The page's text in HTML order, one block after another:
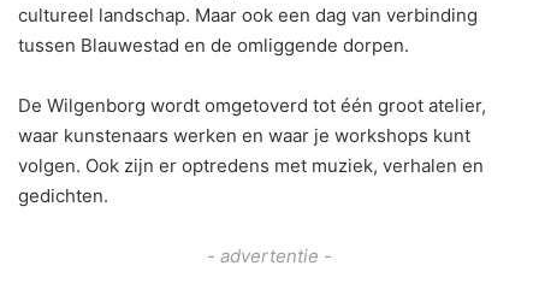
cultureel landschap. Maar ook een dag van verbinding
tussen Blauwestad en de omliggende dorpen.
De Wilgenborg wordt omgetoverd tot één groot atelier,
waar kunstenaars werken en waar je workshops kunt
volgen. Ook zijn er optredens met muziek, verhalen en
gedichten.
- advertentie -